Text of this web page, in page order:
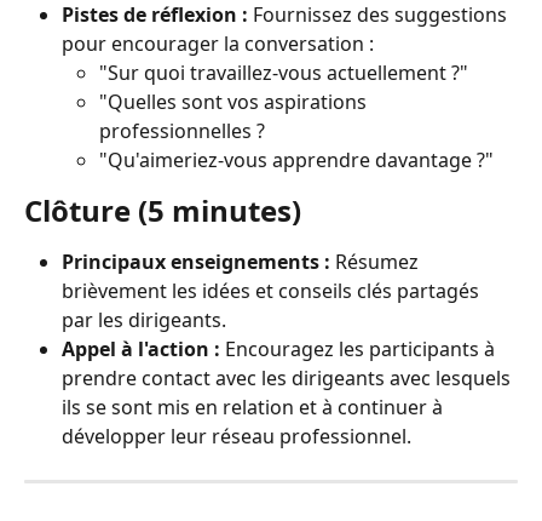
Pistes de réflexion : Fournissez des suggestions
pour encourager la conversation :
"Sur quoi travaillez-vous actuellement ?"
"Quelles sont vos aspirations
professionnelles ?
"Qu'aimeriez-vous apprendre davantage ?"
Clôture (5 minutes)
Principaux enseignements : Résumez
brièvement les idées et conseils clés partagés
par les dirigeants.
Appel à l'action : Encouragez les participants à
prendre contact avec les dirigeants avec lesquels
ils se sont mis en relation et à continuer à
développer leur réseau professionnel.